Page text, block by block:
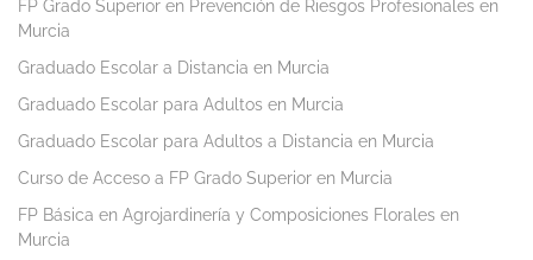
FP Grado Superior en Prevención de Riesgos Profesionales en
Murcia
Graduado Escolar a Distancia en Murcia
Graduado Escolar para Adultos en Murcia
Graduado Escolar para Adultos a Distancia en Murcia
Curso de Acceso a FP Grado Superior en Murcia
FP Básica en Agrojardinería y Composiciones Florales en
Murcia